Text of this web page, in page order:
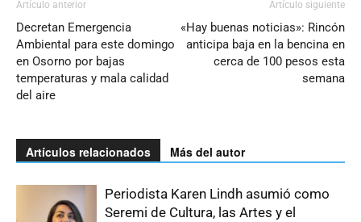
Artículo anterior
Decretan Emergencia
Ambiental para este domingo
en Osorno por bajas
temperaturas y mala calidad
del aire
Artículo siguiente
«Hay buenas noticias»: Rincón
anticipa baja en la bencina en
cerca de 100 pesos esta
semana
Artículos relacionados Más del autor
Periodista Karen Lindh asumió como
Seremi de Cultura, las Artes y el